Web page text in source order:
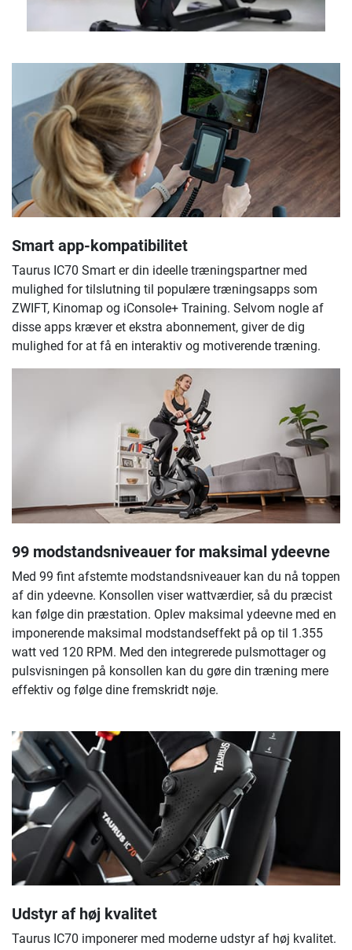
Smart app-kompatibilitet
Taurus IC70 Smart er din ideelle træningspartner med
mulighed for tilslutning til populære træningsapps som
ZWIFT, Kinomap og iConsole+ Training. Selvom nogle af
disse apps kræver et ekstra abonnement, giver de dig
mulighed for at få en interaktiv og motiverende træning.
99 modstandsniveauer for maksimal ydeevne
Med 99 fint afstemte modstandsniveauer kan du nå toppen
af din ydeevne. Konsollen viser wattværdier, så du præcist
kan følge din præstation. Oplev maksimal ydeevne med en
imponerende maksimal modstandseffekt på op til 1.355
watt ved 120 RPM. Med den integrerede pulsmottager og
pulsvisningen på konsollen kan du gøre din træning mere
effektiv og følge dine fremskridt nøje.
Udstyr af høj kvalitet
Taurus IC70 imponerer med moderne udstyr af høj kvalitet.